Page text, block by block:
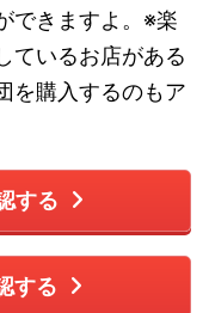
できますよ。※楽
ているお店がある
を購入するのもア
する
する